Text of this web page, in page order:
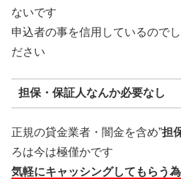
ないです
申込者の事を信用しているので
ださい
担保・保証人なんか必要なし
正規の貸金業者・闇金を含め”担
ろは今は極僅かです
気軽にキャッシングしてもらう